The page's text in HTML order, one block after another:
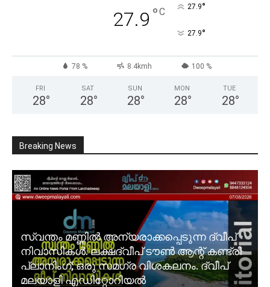
27.9 °C 27.9°
27.9°
78 % 8.4kmh 100 %
FRI
28°
SAT
28°
SUN
28°
MON
28°
TUE
28°
Breaking News
സ്വന്തം മണ്ണിൽ അന്യരാക്കപ്പെടുന്ന ദ്വീപ്
നിവാസികൾ. ലക്ഷദ്വീപ് ടൗൺ ആന്റ് കണ്ട്രി
പ്ലാനിംഗ്; ഒരു സമഗ്ര വിശകലനം. ദ്വീപ്
മലയാളി എഡിറ്റോറിയൽ